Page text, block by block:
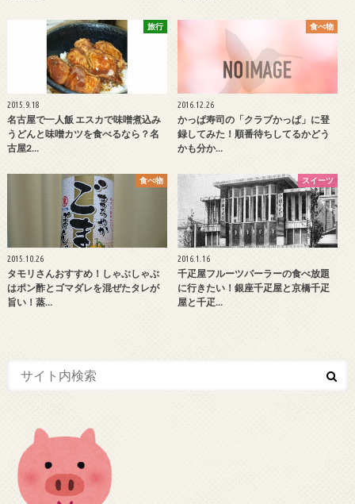
旅行
2015.9.18
名古屋で一人飯 エスカで味噌煮込み
うどんと味噌カツを食べるなら？名
古屋2…
食べ物
2016.12.26
かっぱ寿司の「クラブかっぱ」に登
録してみた！順番待ちしてるかどう
かも分か…
食べ物
2015.10.26
タモリさんおすすめ！しゃぶしゃぶ
はポン酢とゴマダレを混ぜたタレが
旨い！蒸…
スイーツ
2016.1.16
千疋屋フルーツパーラーの食べ放題
に行きたい！銀座千疋屋と京橋千疋
屋と千疋…